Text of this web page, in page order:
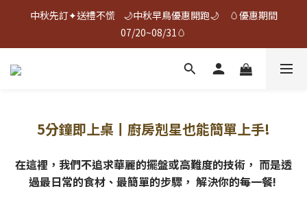
中秋先訂✦送禮不慌    🌙中秋早鳥優惠開跑🌙     🥚優惠期間
07/20~08/31🥚
中秋先訂✦送禮不慌    🌙中秋早鳥優惠開跑🌙     🥚優惠期間
07/20~08/31🥚
🎉 ❰ 夯蛋白 | 烤蛋白 ❱ 榮獲2026年新味食潮金質獎 🎉
07/20~08/31🥚
5分鐘即上桌丨廚房剋星也能簡單上手!
在這裡，我們不追求華麗的擺盤或高難度的技術， 而是透
過最日常的食材、最簡單的步驟， 解決你的每一餐!